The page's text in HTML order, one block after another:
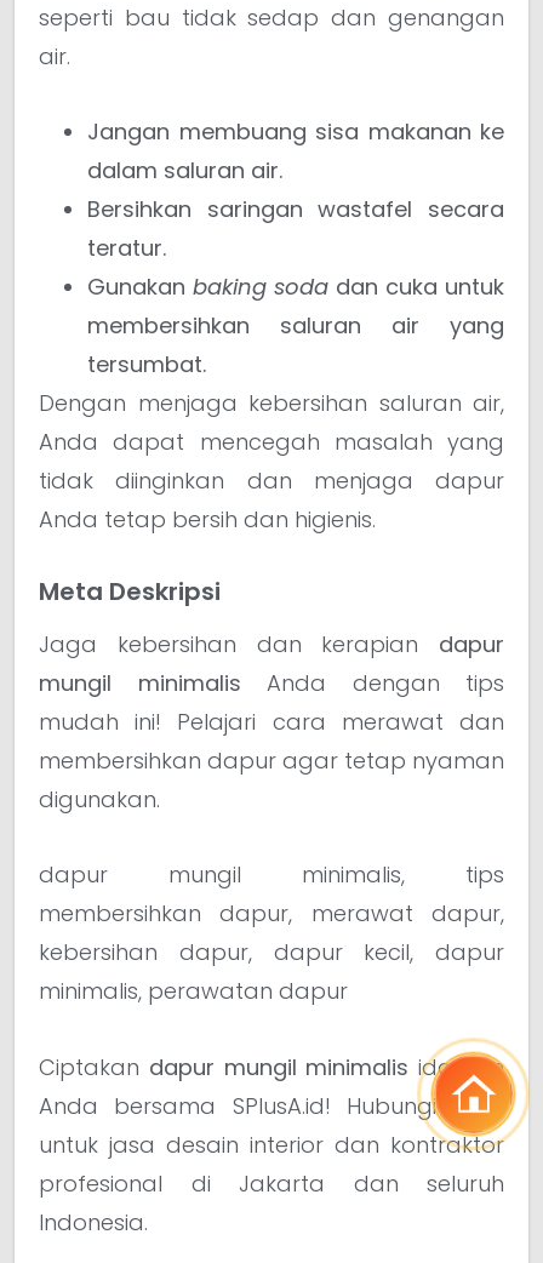
seperti bau tidak sedap dan genangan
air.
Jangan membuang sisa makanan ke
dalam saluran air.
Bersihkan saringan wastafel secara
teratur.
Gunakan baking soda dan cuka untuk
membersihkan saluran air yang
tersumbat.
Dengan menjaga kebersihan saluran air,
Anda dapat mencegah masalah yang
tidak diinginkan dan menjaga dapur
Anda tetap bersih dan higienis.
Meta Deskripsi
Jaga kebersihan dan kerapian dapur
mungil minimalis Anda dengan tips
mudah ini! Pelajari cara merawat dan
membersihkan dapur agar tetap nyaman
digunakan.
dapur mungil minimalis, tips
membersihkan dapur, merawat dapur,
kebersihan dapur, dapur kecil, dapur
minimalis, perawatan dapur
Ciptakan dapur mungil minimalis idaman
Anda bersama SPlusA.id! Hubungi kami
untuk jasa desain interior dan kontraktor
profesional di Jakarta dan seluruh
Indonesia.